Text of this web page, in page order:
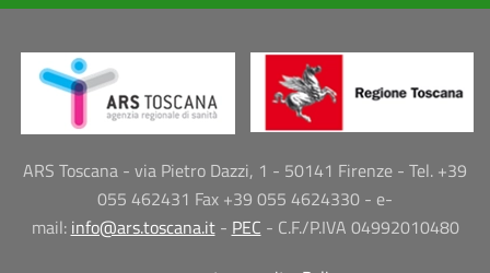
ARS Toscana - via Pietro Dazzi, 1 - 50141 Firenze - Tel. +39
055 462431 Fax +39 055 4624330 - e-
mail: info@ars.toscana.it- PEC - C.F./P.IVA 04992010480